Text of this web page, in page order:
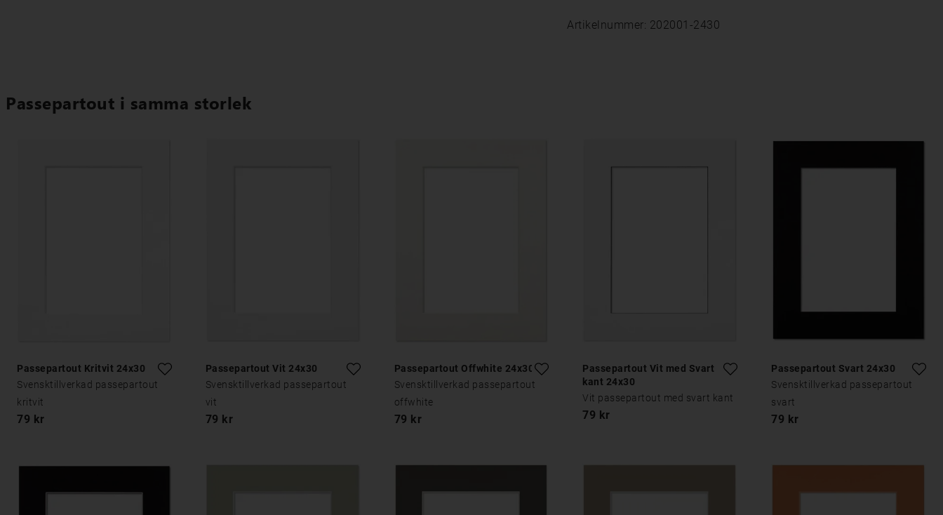
Artikelnummer: 202001-2430
Passepartout i samma storlek
Passepartout Kritvit 24x30
Svensktillverkad passepartout
kritvit
79 kr
Passepartout Vit 24x30
Svensktillverkad passepartout
vit
79 kr
Passepartout Offwhite 24x30
Svensktillverkad passepartout
offwhite
79 kr
Passepartout Vit med Svart
kant 24x30
Vit passepartout med svart kant
79 kr
Passepartout Svart 24x30
Svensktillverkad passepartout
svart
79 kr